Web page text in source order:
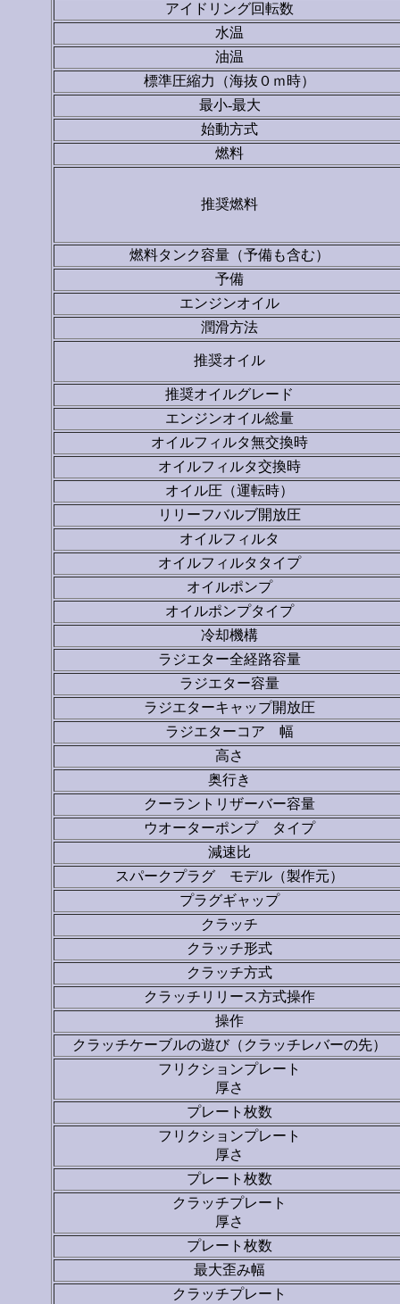
アイドリング回転数
水温
油温
標準圧縮力（海抜０ｍ時）
最小-最大
始動方式
燃料
推奨燃料
燃料タンク容量（予備も含む）
予備
エンジンオイル
潤滑方法
推奨オイル
推奨オイルグレード
エンジンオイル総量
オイルフィルタ無交換時
オイルフィルタ交換時
オイル圧（運転時）
リリーフバルブ開放圧
オイルフィルタ
オイルフィルタタイプ
オイルポンプ
オイルポンプタイプ
冷却機構
ラジエター全経路容量
ラジエター容量
ラジエターキャップ開放圧
ラジエターコア 幅
高さ
奥行き
クーラントリザーバー容量
ウオーターポンプ タイプ
減速比
スパークプラグ モデル（製作元）
プラグギャップ
クラッチ
クラッチ形式
クラッチ方式
クラッチリリース方式操作
操作
クラッチケーブルの遊び（クラッチレバーの先）
フリクションプレート
厚さ
プレート枚数
フリクションプレート
厚さ
プレート枚数
クラッチプレート
厚さ
プレート枚数
最大歪み幅
クラッチプレート